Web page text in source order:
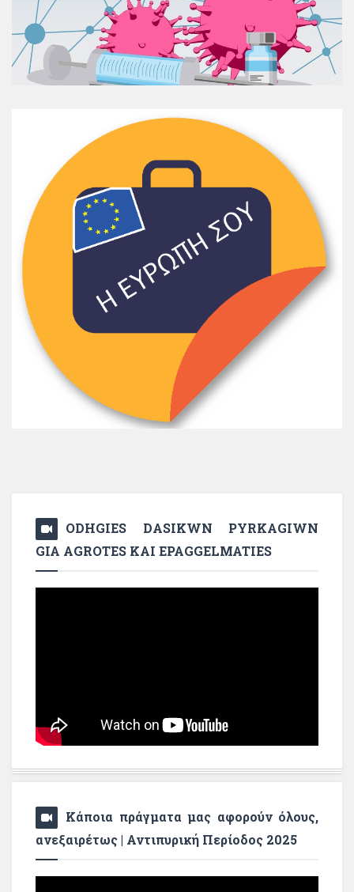
ODHGIES DASIKWN PYRKAGIWN
GIA AGROTES KAI EPAGGELMATIES
Κάποια πράγματα μας αφορούν όλους,
ανεξαιρέτως | Αντιπυρική Περίοδος 2025